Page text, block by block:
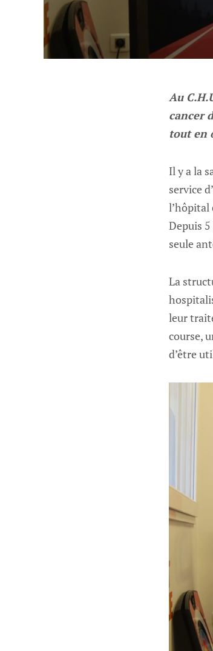
Au
cancer
tout en
Il y a la
service
l’hôpital
Depuis
seule
La
leur
course,
d’être